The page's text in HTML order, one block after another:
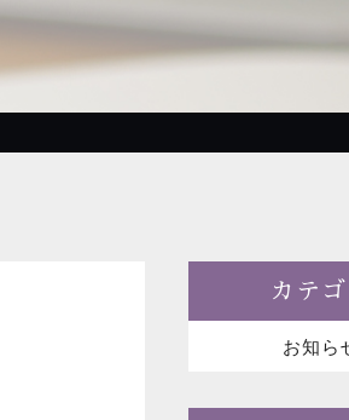
カテ
お知ら